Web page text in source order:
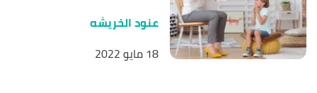
عنود الخريشه
18 مايو 2022